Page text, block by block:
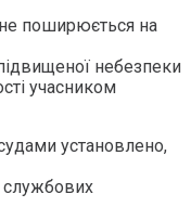
поширюється на
небезпеки
учасником
установлено,
службових